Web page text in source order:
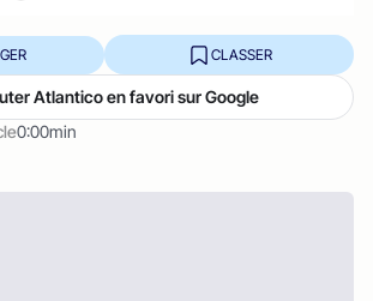
0:00min
CLASSER
Atlantico en favori sur Google